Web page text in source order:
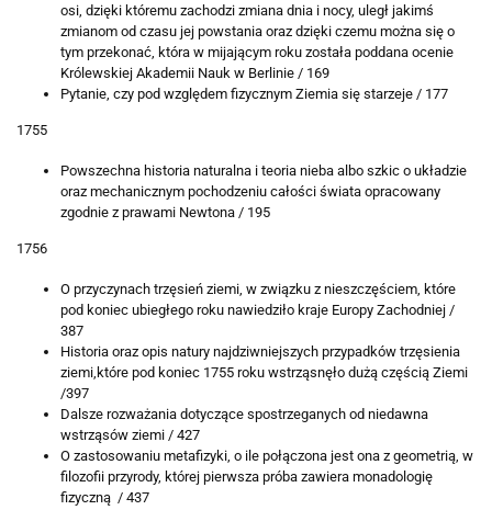
osi, dzięki któremu zachodzi zmiana dnia i nocy, uległ jakimś
zmianom od czasu jej powstania oraz dzięki czemu można się o
tym przekonać, która w mijającym roku została poddana ocenie
Królewskiej Akademii Nauk w Berlinie / 169
Pytanie, czy pod względem fizycznym Ziemia się starzeje / 177
1755
Powszechna historia naturalna i teoria nieba albo szkic o układzie
oraz mechanicznym pochodzeniu całości świata opracowany
zgodnie z prawami Newtona / 195
1756
O przyczynach trzęsień ziemi, w związku z nieszczęściem, które
pod koniec ubiegłego roku nawiedziło kraje Europy Zachodniej /
387
Historia oraz opis natury najdziwniejszych przypadków trzęsienia
ziemi,które pod koniec 1755 roku wstrząsnęło dużą częścią Ziemi
/397
Dalsze rozważania dotyczące spostrzeganych od niedawna
wstrząsów ziemi / 427
O zastosowaniu metafizyki, o ile połączona jest ona z geometrią, w
filozofii przyrody, której pierwsza próba zawiera monadologię
fizyczną / 437